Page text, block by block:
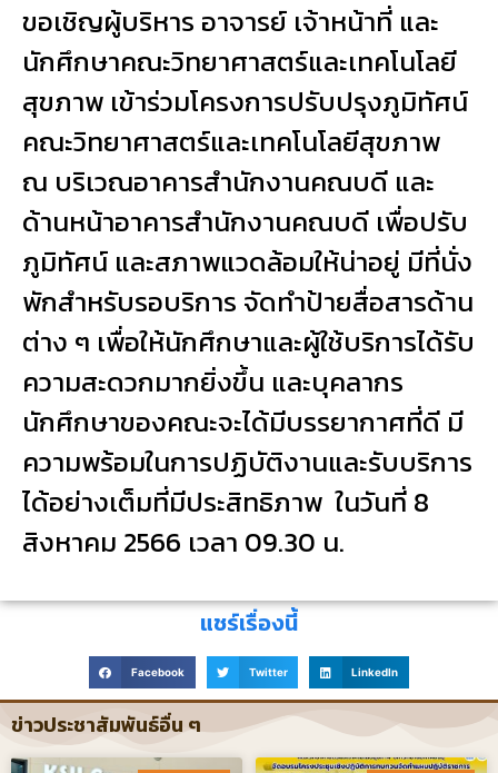
ขอเชิญผู้บริหาร อาจารย์ เจ้าหน้าที่ และ
นักศึกษาคณะวิทยาศาสตร์และเทคโนโลยี
สุขภาพ เข้าร่วมโครงการปรับปรุงภูมิทัศน์
คณะวิทยาศาสตร์และเทคโนโลยีสุขภาพ
ณ บริเวณอาคารสำนักงานคณบดี และ
ด้านหน้าอาคารสำนักงานคณบดี เพื่อปรับ
ภูมิทัศน์ และสภาพแวดล้อมให้น่าอยู่ มีที่นั่ง
พักสำหรับรอบริการ จัดทำป้ายสื่อสารด้าน
ต่าง ๆ เพื่อให้นักศึกษาและผู้ใช้บริการได้รับ
ความสะดวกมากยิ่งขึ้น และบุคลากร
นักศึกษาของคณะจะได้มีบรรยากาศที่ดี มี
ความพร้อมในการปฏิบัติงานและรับบริการ
ได้อย่างเต็มที่มีประสิทธิภาพ ในวันที่ 8
สิงหาคม 2566 เวลา 09.30 น.
แชร์เรื่องนี้
Facebook Twitter LinkedIn
ข่าวประชาสัมพันธ์อื่น ๆ